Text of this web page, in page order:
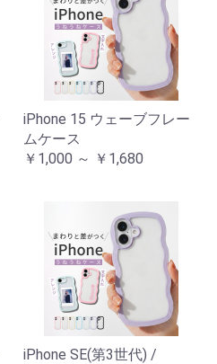
iPhone 15 ウェーブフレー
ムケース
￥1,000 ～ ￥1,680
iPhone SE(第3世代) /